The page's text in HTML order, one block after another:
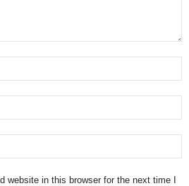
website in this browser for the next time I